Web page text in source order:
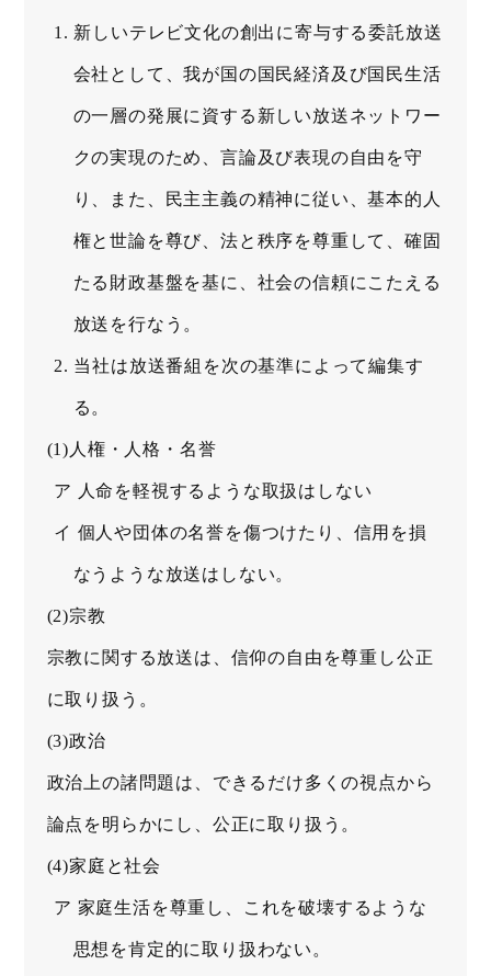
新しいテレビ文化の創出に寄与する委託放送
会社として、我が国の国民経済及び国民生活
の一層の発展に資する新しい放送ネットワー
クの実現のため、言論及び表現の自由を守
り、また、民主主義の精神に従い、基本的人
権と世論を尊び、法と秩序を尊重して、確固
たる財政基盤を基に、社会の信頼にこたえる
放送を行なう。
当社は放送番組を次の基準によって編集す
る。
(1)人権・人格・名誉
ア 人命を軽視するような取扱はしない
イ 個人や団体の名誉を傷つけたり、信用を損
なうような放送はしない。
(2)宗教
宗教に関する放送は、信仰の自由を尊重し公正
に取り扱う。
(3)政治
政治上の諸問題は、できるだけ多くの視点から
論点を明らかにし、公正に取り扱う。
(4)家庭と社会
ア 家庭生活を尊重し、これを破壊するような
思想を肯定的に取り扱わない。